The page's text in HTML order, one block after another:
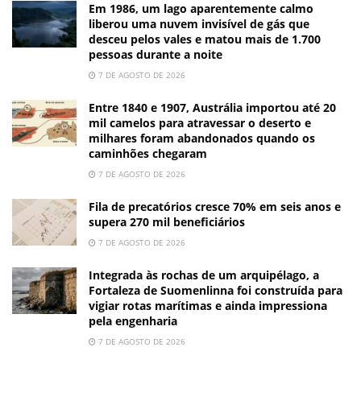
Em 1986, um lago aparentemente calmo
liberou uma nuvem invisível de gás que
desceu pelos vales e matou mais de 1.700
pessoas durante a noite
7 DE AGOSTO DE 2026
Entre 1840 e 1907, Austrália importou até 20
mil camelos para atravessar o deserto e
milhares foram abandonados quando os
caminhões chegaram
7 DE AGOSTO DE 2026
Fila de precatórios cresce 70% em seis anos e
supera 270 mil beneficiários
7 DE AGOSTO DE 2026
Integrada às rochas de um arquipélago, a
Fortaleza de Suomenlinna foi construída para
vigiar rotas marítimas e ainda impressiona
pela engenharia
7 DE AGOSTO DE 2026